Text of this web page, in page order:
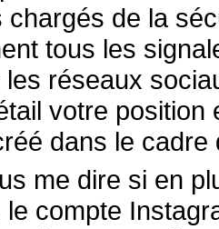
chargés de la
tous les
réseaux
votre
dans le cadre
me dire si en
le compte